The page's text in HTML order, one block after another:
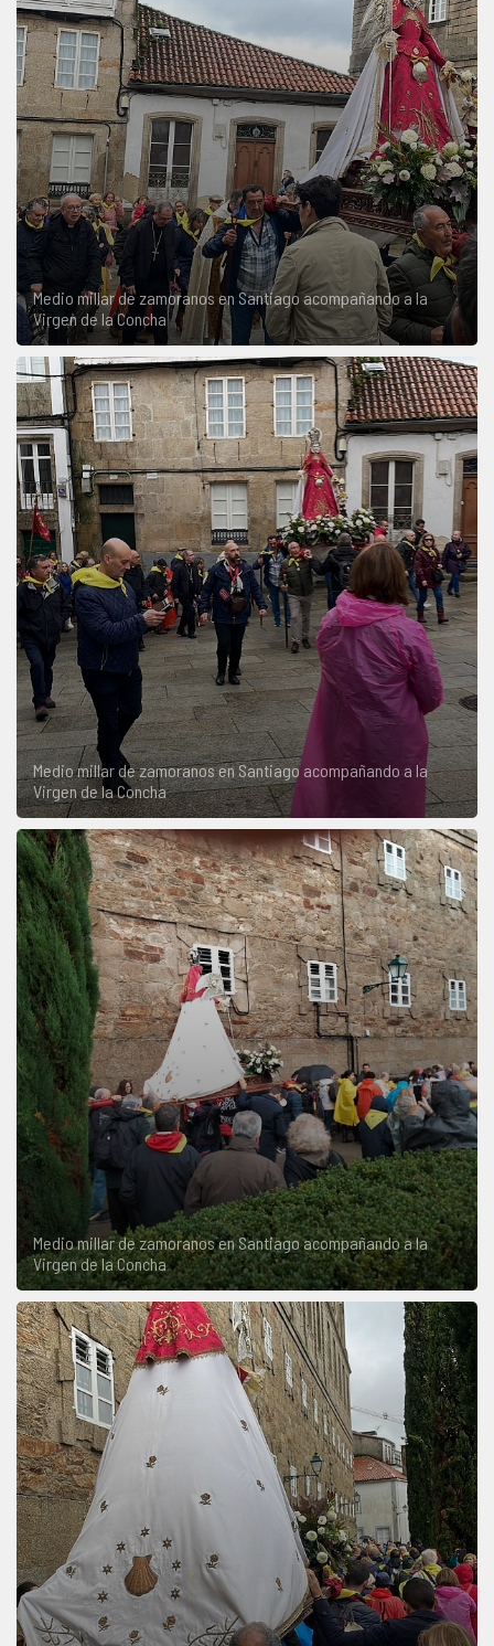
Medio millar de zamoranos en Santiago acompañando a la
Virgen de la Concha
Medio millar de zamoranos en Santiago acompañando a la
Virgen de la Concha
Medio millar de zamoranos en Santiago acompañando a la
Virgen de la Concha